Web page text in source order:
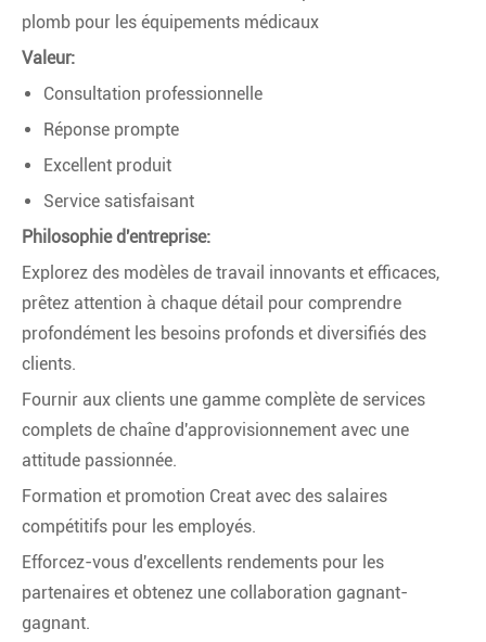
plomb pour les équipements médicaux
Valeur:
Consultation professionnelle
Réponse prompte
Excellent produit
Service satisfaisant
Philosophie d'entreprise:
Explorez des modèles de travail innovants et efficaces,
prêtez attention à chaque détail pour comprendre
profondément les besoins profonds et diversifiés des
clients.
Fournir aux clients une gamme complète de services
complets de chaîne d'approvisionnement avec une
attitude passionnée.
Formation et promotion Creat avec des salaires
compétitifs pour les employés.
Efforcez-vous d'excellents rendements pour les
partenaires et obtenez une collaboration gagnant-
gagnant.